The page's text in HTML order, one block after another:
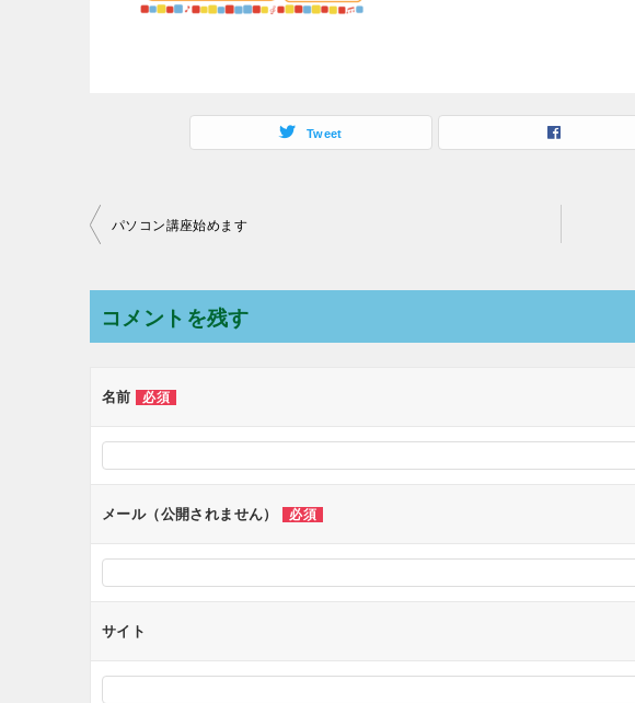
Tweet
投
ビ
ー
シ
ン
パソコン講座始めます
コメントを残す
名前 必須
メール（公開されません） 必須
サイト